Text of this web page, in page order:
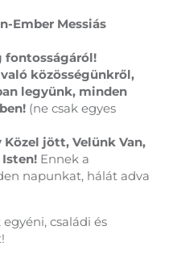
Ember Messiás
fontosságáról!
közösségünkről,
legyünk, minden
(ne csak egyes
jött, Velünk Van,
Ennek a
napunkat, hálát adva
egyéni, családi és